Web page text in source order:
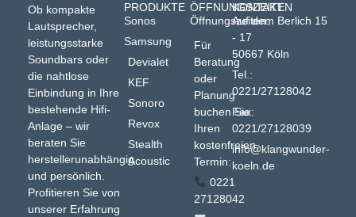
Ob kompakte
Lautsprecher,
leistungsstarke
Soundbars oder
die nahtlose
Einbindung in Ihre
bestehende Hifi-
Anlage – wir
beraten Sie
herstellerunabhängig
und persönlich.
Profitieren Sie von
unserer Erfahrung
PRODUKTE
Sonos
Samsung
Devialet
KEF
Sonoro
Revox
Stealth
Acoustic
ÖFFNUNGSZEITEN
Öffnungszeiten:
Für
Beratung
oder
Planung
buchen Sie
Ihren
kostenfreien
Termin:
0221
27128042
KONTAKT
Auf dem Berlich 15
- 17
50667 Köln
Tel.:
0221/27128042
Fax:
0221/27128039
info@klangwunder-
koeln.de